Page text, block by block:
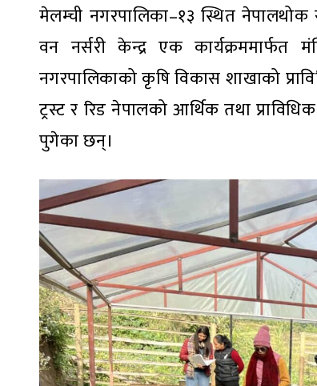
मेलम्ची नगरपालिका–१३ स्थित
वन नर्सरी केन्द्र एक कार्यक्रममार्फत
नगरपालिकाको कृषि विकास शाखाको
ट्रस्ट र रिड नेपालको आर्थिक तथा
पुगेका छन्।